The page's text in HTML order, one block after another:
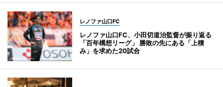
レノファ山口FC
レノファ山口FC、小田切道治監督が振り返る
「百年構想リーグ」 勝敗の先にある「上積
み」を求めた20試合